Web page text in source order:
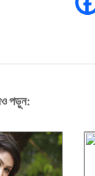
পড়ুন: